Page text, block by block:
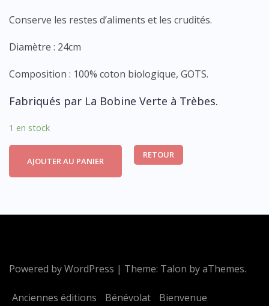
Conserve les restes d’aliments et les crudités.
Diamètre : 24cm
Composition : 100% coton biologique, GOTS.
Fabriqués par La Bobine Verte à Trèbes.
1 en stock
AJOUTER AU PANIER
RETOUR
Powered by WordPress | Theme: Talon by aThemes.
Anciennes éditions Bénévolat Bienvenue